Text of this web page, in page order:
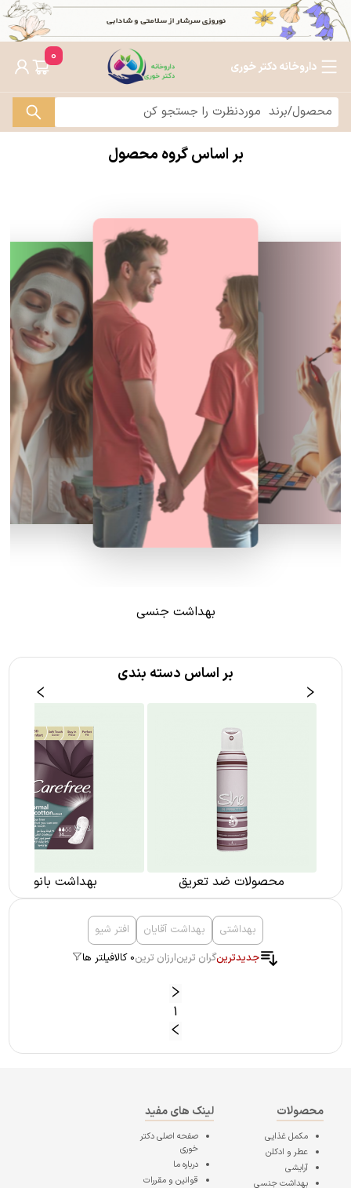
داروخانه دکتر خوری
0
بر اساس گروه محصول
بهداشت جنسی
بر اساس دسته بندی
محصولات ضد تعریق بهداشت بانوان
بهداشتی بهداشت آقایان
افتر شیو
جدیدترینگران ترینارزان ترین0 کالا فیلتر ها
1
محصولات
مکمل غذایی
عطر و ادکلن
آرایشی
بهداشت جنسی
لینک های مفید
صفحه اصلیدکتر
خوری
درباره ما
قوانین و مقررات